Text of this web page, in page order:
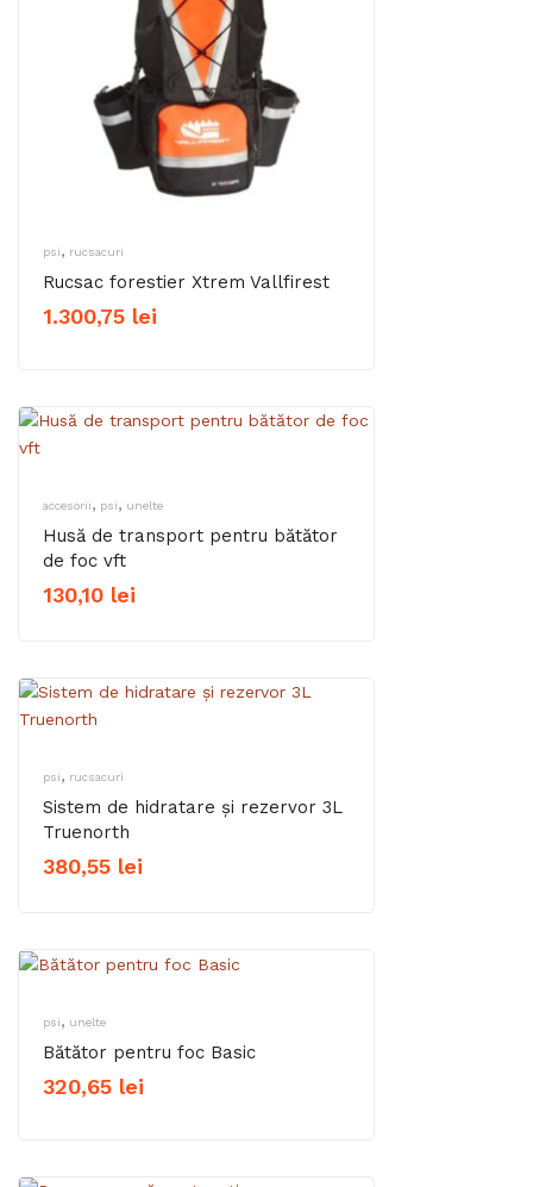
psi, rucsacuri
Rucsac forestier Xtrem Vallfirest
1.300,75 lei
accesorii, psi, unelte
Husă de transport pentru bătător
de foc vft
130,10 lei
psi, rucsacuri
Sistem de hidratare și rezervor 3L
Truenorth
380,55 lei
psi, unelte
Bătător pentru foc Basic
320,65 lei